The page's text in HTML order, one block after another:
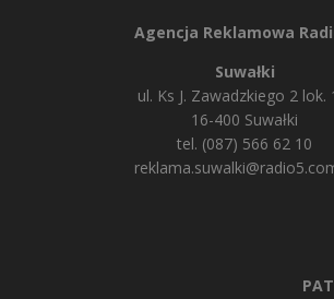
Agencja Reklamowa
Suwałki
ul. Ks J. Zawadzkiego 2 lok.
16-400 Suwałki
tel. (087) 566 62 10